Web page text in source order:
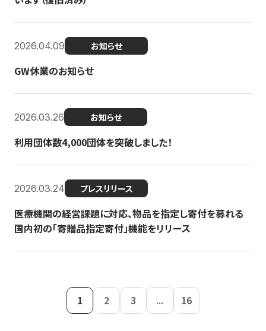
2026.04.09 お知らせ
GW休業のお知らせ
2026.03.26 お知らせ
利用団体数4,000団体を突破しました！
2026.03.24 プレスリリース
医療機関の経営課題に対応、物品を指定し寄付を募れる
国内初の「寄贈品指定寄付」機能をリリース
1 2 3 ... 16